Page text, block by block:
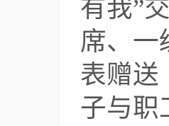
有我”
席、一
表赠送
子与职